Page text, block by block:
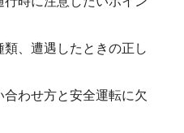
、遭遇したときの正し
わせ方と安全運転に欠